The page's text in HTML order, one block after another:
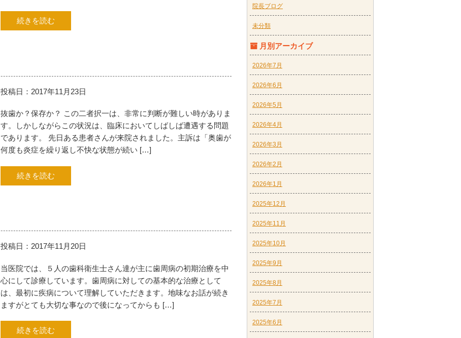
続きを読む
投稿日：2017年11月23日
抜歯か？保存か？ この二者択一は、非常に判断が難しい時がありま
す。しかしながらこの状況は、臨床においてしばしば遭遇する問題
であります。 先日ある患者さんが来院されました。主訴は「奥歯が
何度も炎症を繰り返し不快な状態が続い […]
続きを読む
投稿日：2017年11月20日
当医院では、５人の歯科衛生士さん達が主に歯周病の初期治療を中
心にして診療しています。歯周病に対しての基本的な治療として
は、最初に疾病について理解していただきます。地味なお話が続き
ますがとても大切な事なので後になってからも […]
続きを読む
院長ブログ
未分類
月別アーカイブ
2026年7月
2026年6月
2026年5月
2026年4月
2026年3月
2026年2月
2026年1月
2025年12月
2025年11月
2025年10月
2025年9月
2025年8月
2025年7月
2025年6月